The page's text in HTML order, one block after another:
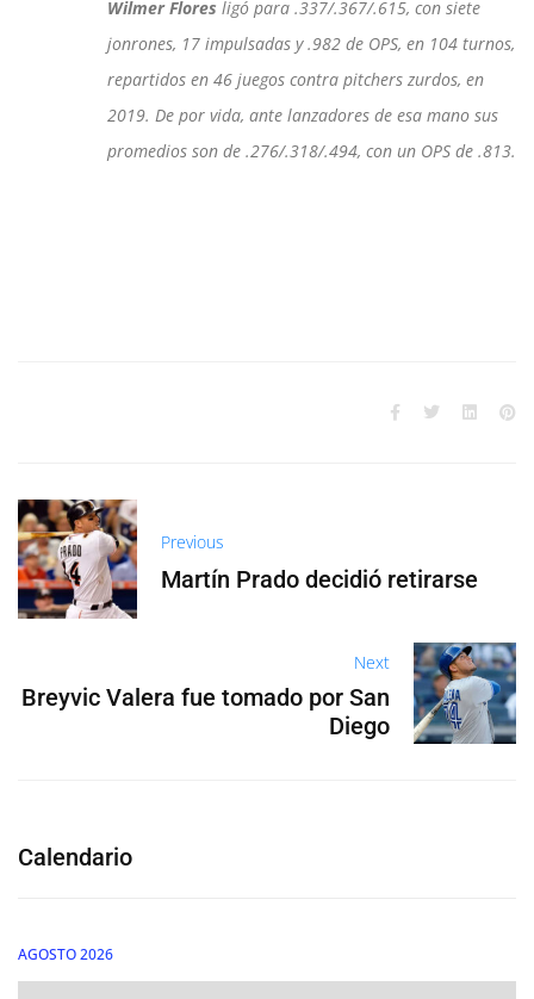
Wilmer Flores ligó para .337/.367/.615, con siete
jonrones, 17 impulsadas y .982 de OPS, en 104 turnos,
repartidos en 46 juegos contra pitchers zurdos, en
2019. De por vida, ante lanzadores de esa mano sus
promedios son de .276/.318/.494, con un OPS de .813.
Previous
Martín Prado decidió retirarse
Next
Breyvic Valera fue tomado por San
Diego
Calendario
AGOSTO 2026